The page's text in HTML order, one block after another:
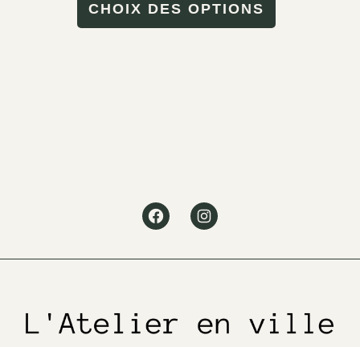
CHOIX DES OPTIONS
product
FacebookInstagram